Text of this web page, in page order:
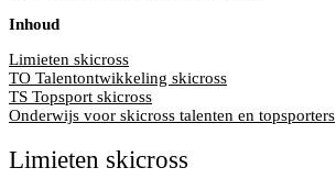
Inhoud
Limieten skicross
TO Talentontwikkeling skicross
TS Topsport skicross
Onderwijs voor skicross talenten en topsporters
Limieten skicross